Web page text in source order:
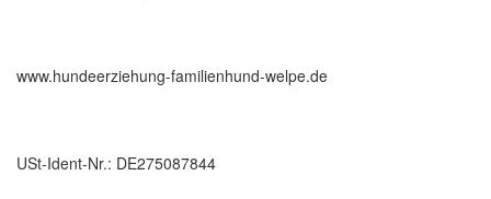
www.hundeerziehung-familienhund-welpe.de
USt-Ident-Nr.: DE275087844